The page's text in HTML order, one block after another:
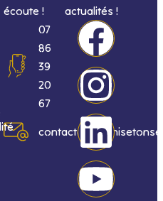
écoute !
07
86
39
20
67
actualités !
F
a
c
e
b
I
n
s
t
a
L
i
n
k
e
Y
o
u
t
u